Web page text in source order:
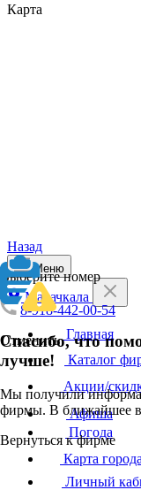
Карта
Назад
Выберите номер
8-918-442-00-54
Отменить
Спасибо, что
лучше!
Мы получили
фирмы. В ближайшее
Вернуться к фирме
Меню
Махачкала
Главная
Каталог
Акции/
Афиша
Погода
Карта города
Личный